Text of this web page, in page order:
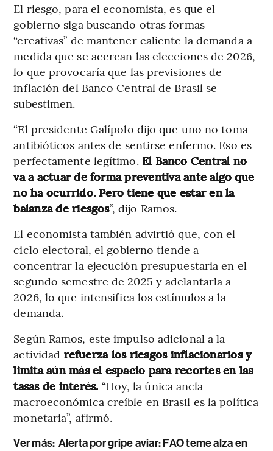
El riesgo, para el economista, es que el
gobierno siga buscando otras formas
“creativas” de mantener caliente la demanda a
medida que se acercan las elecciones de 2026,
lo que provocaría que las previsiones de
inflación del Banco Central de Brasil se
subestimen.
“El presidente Galípolo dijo que uno no toma
antibióticos antes de sentirse enfermo. Eso es
perfectamente legítimo. El Banco Central no
va a actuar de forma preventiva ante algo que
no ha ocurrido. Pero tiene que estar en la
balanza de riesgos”, dijo Ramos.
El economista también advirtió que, con el
ciclo electoral, el gobierno tiende a
concentrar la ejecución presupuestaria en el
segundo semestre de 2025 y adelantarla a
2026, lo que intensifica los estímulos a la
demanda.
Según Ramos, este impulso adicional a la
actividad refuerza los riesgos inflacionarios y
limita aún más el espacio para recortes en las
tasas de interés. “Hoy, la única ancla
macroeconómica creíble en Brasil es la política
monetaria”, afirmó.
Ver más: Alerta por gripe aviar: FAO teme alza en